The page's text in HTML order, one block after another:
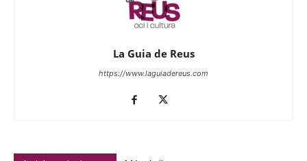
La Guia de Reus
https://www.laguiadereus.com